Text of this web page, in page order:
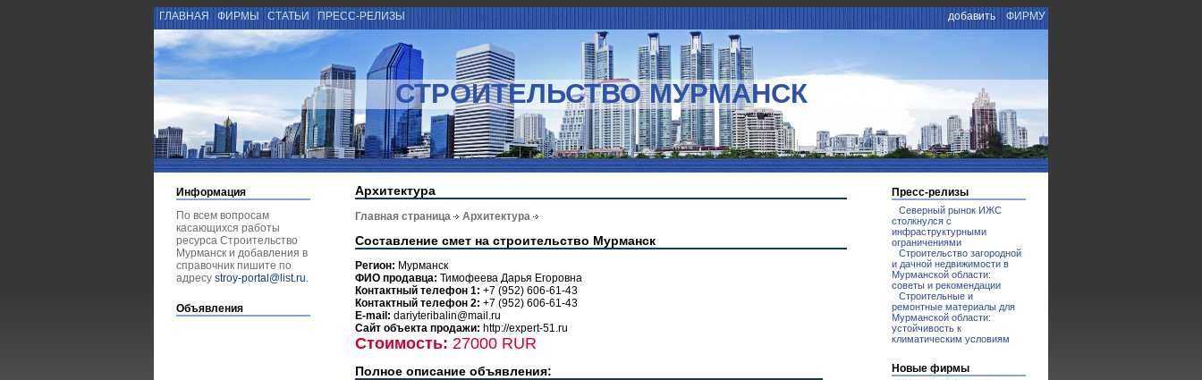
ГЛАВНАЯ ФИРМЫ СТАТЬИ ПРЕСС-РЕЛИЗЫ добавить ФИРМУ
СТРОИТЕЛЬСТВО МУРМАНСК
Информация
По всем вопросам
касающихся работы
ресурса Строительство
Мурманск и добавления в
справочник пишите по
адресу stroy-portal@list.ru.
Объявления
Архитектура
Главная страница Архитектура
Составление смет на строительство Мурманск
Регион: Мурманск
ФИО продавца: Тимофеева Дарья Егоровна
Контактный телефон 1: +7 (952) 606-61-43
Контактный телефон 2: +7 (952) 606-61-43
E-mail: dariyteribalin@mail.ru
Сайт объекта продажи: http://expert-51.ru
Стоимость: 27000 RUR
Полное описание объявления:
Пресс-релизы
Северный рынок ИЖС
столкнулся с
инфраструктурными
ограничениями
Строительство загородной
и дачной недвижимости в
Мурманской области:
советы и рекомендации
Строительные и
ремонтные материалы для
Мурманской области:
устойчивость к
климатическим условиям
Новые фирмы